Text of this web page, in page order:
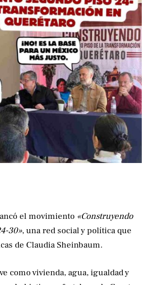
el movimiento «Construyendo
30», una red social y política que
de Claudia Sheinbaum.
como vivienda, agua, igualdad y